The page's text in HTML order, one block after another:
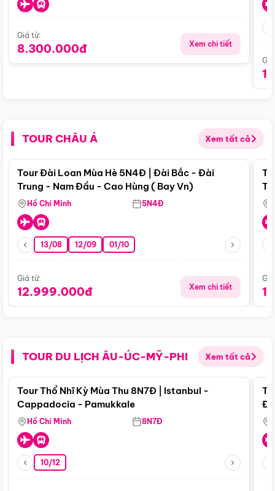
Giá từ:
8.300.000đ Xem chi tiết
TOUR CHÂU Á Xem tất cả
Điểm nổi bật
Tour Đài Loan Mùa Hè 5N4Đ | Đài Bắc - Đài
Trung - Nam Đầu - Cao Hùng ( Bay Vn)
Hồ Chí Minh 5N4Đ
13/08 12/09 01/10
Giá từ:
12.999.000đ Xem chi tiết
TOUR DU LỊCH ÂU-ÚC-MỸ-PHI Xem tất cả
Điểm nổi bật
Tour Thổ Nhĩ Kỳ Mùa Thu 8N7Đ | Istanbul -
Cappadocia - Pamukkale
Hồ Chí Minh 8N7Đ
10/12